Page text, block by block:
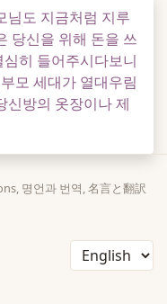
님도 지금처럼 지루
당신을 위해 돈을 쓰
히 들어주시다보니
모 세대가 열대우림
신방의 옷장이나 제
명언과 번역, 名言と翻訳